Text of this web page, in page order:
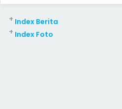
Index Berita
+
Index Foto
+